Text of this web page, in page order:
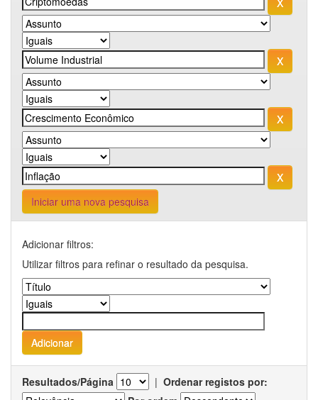
Iniciar uma nova pesquisa
Adicionar filtros:
Utilizar filtros para refinar o resultado da pesquisa.
Resultados/Página | Ordenar registos por: